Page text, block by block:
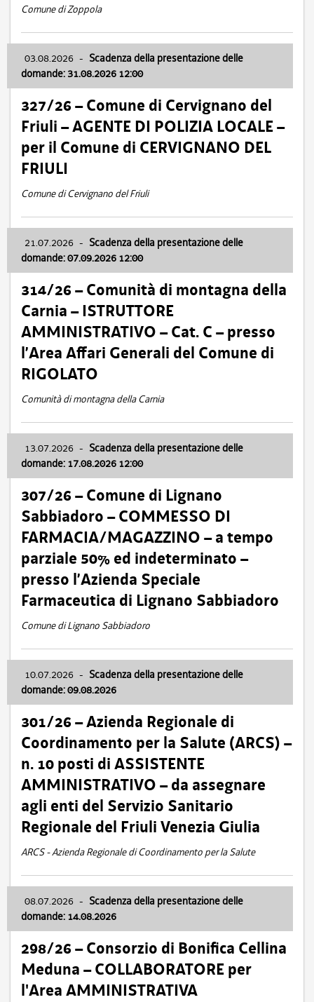
Comune di Zoppola
03.08.2026 - Scadenza della presentazione delle
domande: 31.08.2026 12:00
327/26 – Comune di Cervignano del
Friuli – AGENTE DI POLIZIA LOCALE –
per il Comune di CERVIGNANO DEL
FRIULI
Comune di Cervignano del Friuli
21.07.2026 - Scadenza della presentazione delle
domande: 07.09.2026 12:00
314/26 – Comunità di montagna della
Carnia – ISTRUTTORE
AMMINISTRATIVO – Cat. C – presso
l’Area Affari Generali del Comune di
RIGOLATO
Comunità di montagna della Carnia
13.07.2026 - Scadenza della presentazione delle
domande: 17.08.2026 12:00
307/26 – Comune di Lignano
Sabbiadoro – COMMESSO DI
FARMACIA/MAGAZZINO – a tempo
parziale 50% ed indeterminato –
presso l’Azienda Speciale
Farmaceutica di Lignano Sabbiadoro
Comune di Lignano Sabbiadoro
10.07.2026 - Scadenza della presentazione delle
domande: 09.08.2026
301/26 – Azienda Regionale di
Coordinamento per la Salute (ARCS) –
n. 10 posti di ASSISTENTE
AMMINISTRATIVO – da assegnare
agli enti del Servizio Sanitario
Regionale del Friuli Venezia Giulia
ARCS - Azienda Regionale di Coordinamento per la Salute
08.07.2026 - Scadenza della presentazione delle
domande: 14.08.2026
298/26 – Consorzio di Bonifica Cellina
Meduna – COLLABORATORE per
l'Area AMMINISTRATIVA